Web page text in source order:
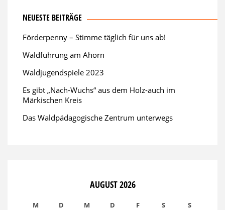
NEUESTE BEITRÄGE
Förderpenny – Stimme täglich für uns ab!
Waldführung am Ahorn
Waldjugendspiele 2023
Es gibt „Nach-Wuchs“ aus dem Holz-auch im
Märkischen Kreis
Das Waldpädagogische Zentrum unterwegs
AUGUST 2026
M D M D F S
S